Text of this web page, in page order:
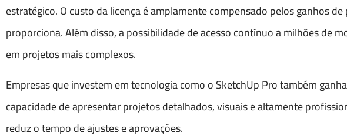
estratégico. O custo da licença é amplamente compensado pelos ganhos
proporciona. Além disso, a possibilidade de acesso contínuo a milhões de
em projetos mais complexos.
Empresas que investem em tecnologia como o SketchUp Pro também
capacidade de apresentar projetos detalhados, visuais e altamente
reduz o tempo de ajustes e aprovações.